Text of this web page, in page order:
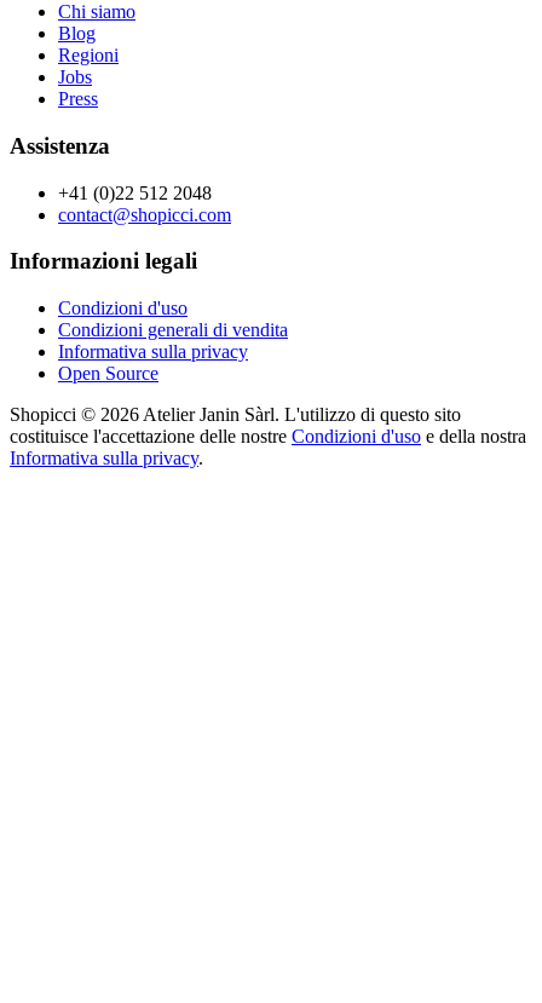
Chi siamo
Blog
Regioni
Jobs
Press
Assistenza
+41 (0)22 512 2048
contact@shopicci.com
Informazioni legali
Condizioni d'uso
Condizioni generali di vendita
Informativa sulla privacy
Open Source
Shopicci © 2026 Atelier Janin Sàrl. L'utilizzo di questo sito
costituisce l'accettazione delle nostre Condizioni d'uso e della nostra
Informativa sulla privacy.